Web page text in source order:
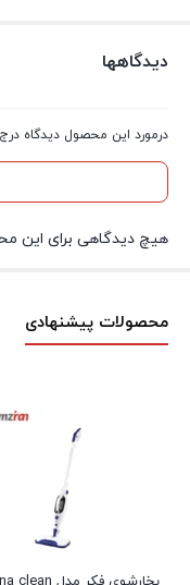
دیدگاهها
درمورد این محصول دیدگاه
هیچ دیدگاهی برای این
محصولات پیشنهادی